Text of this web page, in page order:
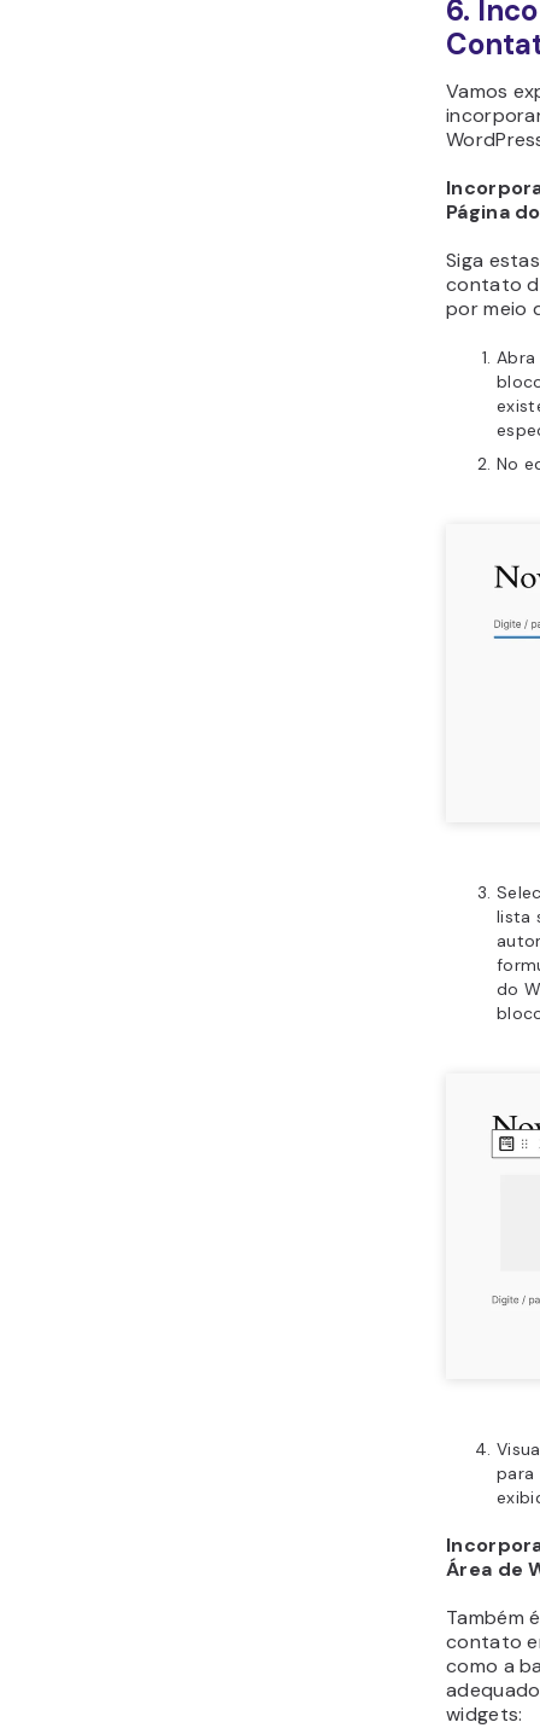
6.
Vamos
Página
Siga
contato
por meio
No
lista
do
para
Área de
Também
contato
como a
widgets: